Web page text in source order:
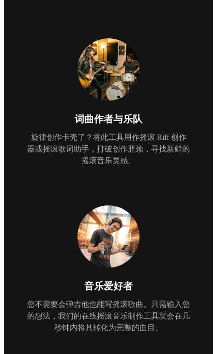
词曲作者与乐队
旋律创作卡壳了？将此工具用作摇滚 Riff 创作
器或摇滚歌词助手，打破创作瓶颈，寻找新鲜的
摇滚音乐灵感。
音乐爱好者
您不需要会弹吉他也能写摇滚歌曲。只需输入您
的想法，我们的在线摇滚音乐制作工具就会在几
秒钟内将其转化为完整的曲目。